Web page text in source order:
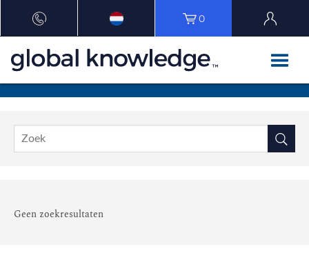
0
Geen zoekresultaten